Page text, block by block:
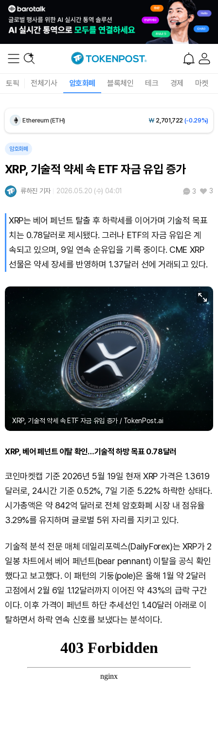
토픽 전체기사 암호화폐 블록체인 테크 경제 마켓
Ethereum (ETH) ₩ 2,701,722 (-0.29%)
Tether USDt (USDT)
BNB (BNB) ₩838,847 (+0.81%)
USDC (USDC) 1,408(-0.01%)
XRP (XRP) ₩ 1,463(+0.35%)
TRON (TRX) ₩463.0(+0.34%)
Hyperliquid (HYPE) 76,749 (-3.91%)
Dogecoin (DOGE) ₩99.07 (+0.67%)
₩91,487,146 (-0.47%)
암호화폐
XRP, 기술적 약세 속 ETF 자금 유입 증가
류하진 기자 2026.05.20 (수) 04:01 3 3
XRP는 베어 페넌트 탈출 후 하락세를 이어가며 기술적 목표
치는 0.78달러로 제시됐다. 그러나 ETF의 자금 유입은 계
속되고 있으며, 9일 연속 순유입을 기록 중이다. CME XRP
선물은 약세 장세를 반영하며 1.37달러 선에 거래되고 있다.
XRP, 기술적 약세 속 ETF 자금 유입 증가 / TokenPost.ai
XRP, 베어 페넌트 이탈 확인…기술적 하방 목표 0.78달러
코인마켓캡 기준 2026년 5월 19일 현재 XRP 가격은 1.3619
달러로, 24시간 기준 0.52%, 7일 기준 5.22% 하락한 상태다.
시가총액은 약 842억 달러로 전체 암호화폐 시장 내 점유율
3.29%를 유지하며 글로벌 5위 자리를 지키고 있다.
기술적 분석 전문 매체 데일리포렉스(DailyForex)는 XRP가 2
일봉 차트에서 베어 페넌트(bear pennant) 이탈을 공식 확인
했다고 보고했다. 이 패턴의 기둥(pole)은 올해 1월 약 2달러
고점에서 2월 6일 1.12달러까지 이어진 약 43%의 급락 구간
이다. 이후 가격이 페넌트 하단 추세선인 1.40달러 아래로 이
탈하면서 하락 연속 신호를 보냈다는 분석이다.